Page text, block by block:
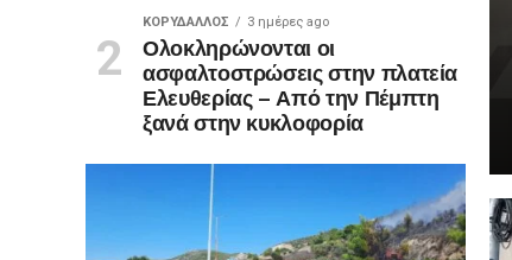
ΚΟΡΥΔΑΛΛΟΣ 3 ημέρες ago
Ολοκληρώνονται οι
ασφαλτοστρώσεις στην πλατεία
Ελευθερίας – Από την Πέμπτη
ξανά στην κυκλοφορία